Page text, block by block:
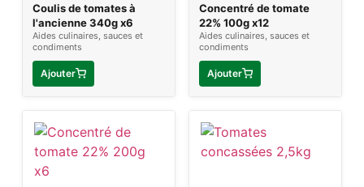
Coulis de tomates à
l'ancienne 340g x6
Aides culinaires, sauces et
condiments
Ajouter
Concentré de tomate
22% 100g x12
Aides culinaires, sauces et
condiments
Ajouter